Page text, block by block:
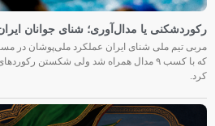
رکوردشکنی یا مدال‌آوری؛ شنای جوانان ایران
مربی تیم ملی شنای ایران عملکرد ملی‌پوشان در
که با کسب ۹ مدال همراه شد ولی شکستن
کرد.